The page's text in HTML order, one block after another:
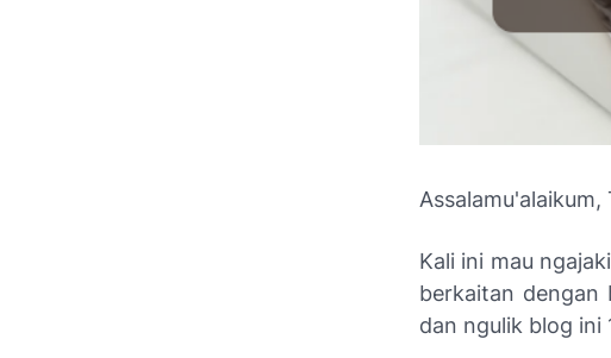
Assalamu'alaikum,
Kali ini mau
berkaitan dengan
dan ngulik blog ini